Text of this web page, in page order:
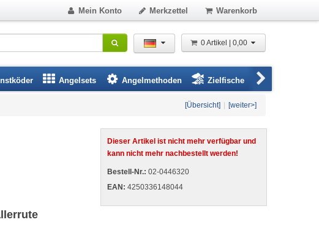
Mein Konto Merkzettel Warenkorb
0 Artikel | 0,00
Angelsets Angelmethoden Zielfische
[Übersicht] [weiter>]
Dieser Artikel ist nicht mehr verfügbar und
kann nicht mehr nachbestellt werden!
Bestell-Nr.: 02-0446320
EAN: 4250336148044